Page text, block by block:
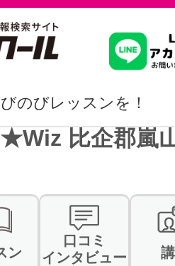
習いたいこ
スクールを
駅・路線か
のびレッスンを！
比企郡嵐
ン
口コミ
インタビュー